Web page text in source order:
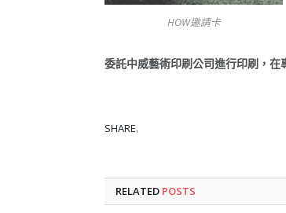
HOW邀請卡
委託中威藝術印刷公司進行印刷，
SHARE.
RELATED POSTS